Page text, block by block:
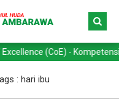
(CoE) - Kompetensi
: hari ibu